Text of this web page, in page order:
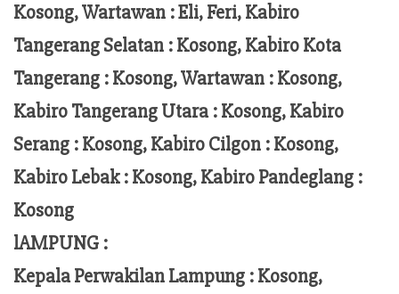
Kosong,Wartawan :Eli, Feri, Kabiro
Tangerang Selatan : Kosong, Kabiro Kota
Tangerang :Kosong, Wartawan : Kosong,
Kabiro Tangerang Utara : Kosong, Kabiro
Serang : Kosong, Kabiro Cilgon : Kosong,
Kabiro Lebak : Kosong, Kabiro Pandeglang :
Kosong
lAMPUNG :
Kepala Perwakilan Lampung :Kosong,